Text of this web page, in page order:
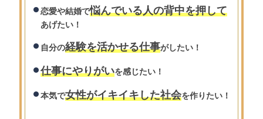
恋愛や結婚で悩んでいる人の背中を押して
あげたい！
自分の経験を活かせる仕事がしたい！
仕事にやりがいを感じたい！
本気で女性がイキイキした社会を作りたい！